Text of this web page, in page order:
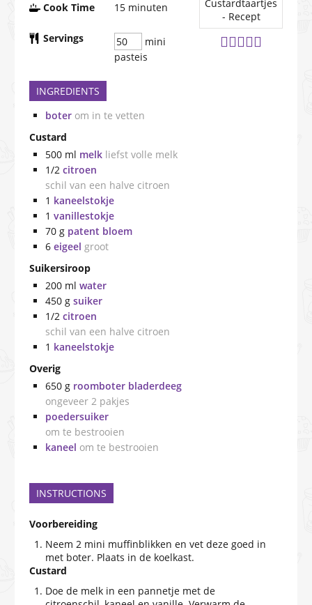
Cook Time
15 minuten
Servings
mini
pasteis
INGREDIENTS
boter om in te vetten
Custard
500 ml melk liefst volle melk
1/2 citroen
schil van een halve citroen
1 kaneelstokje
1 vanillestokje
70 g patent bloem
6 eigeel groot
Suikersiroop
200 ml water
450 g suiker
1/2 citroen
schil van een halve citroen
1 kaneelstokje
Overig
650 g roomboter bladerdeeg
ongeveer 2 pakjes
poedersuiker
om te bestrooien
kaneel om te bestrooien
INSTRUCTIONS
Voorbereiding
Neem 2 mini muffinblikken en vet deze goed in
met boter. Plaats in de koelkast.
Custard
Doe de melk in een pannetje met de